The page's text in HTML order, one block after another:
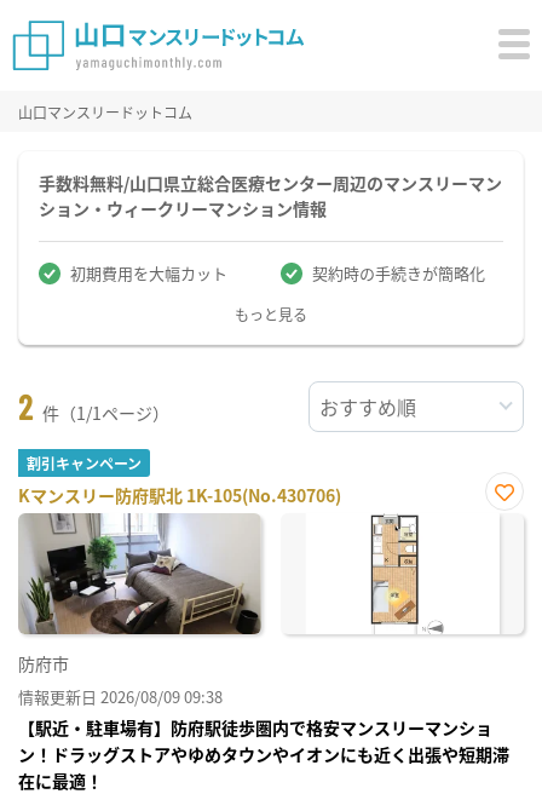
山口マンスリードットコム
手数料無料/山口県立総合医療センター周辺のマンスリーマン
ション・ウィークリーマンション情報
初期費用を大幅カット 契約時の手続きが簡略化
もっと見る
2 件（1/1ページ）
割引キャンペーン
Kマンスリー防府駅北 1K-105(No.430706)
お気
防府市
情報更新日 2026/08/09 09:38
【駅近・駐車場有】防府駅徒歩圏内で格安マンスリーマンショ
ン！ドラッグストアやゆめタウンやイオンにも近く出張や短期滞
在に最適！